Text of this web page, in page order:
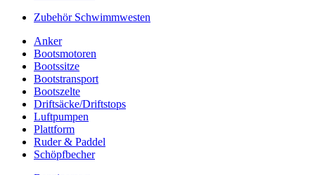
Zubehör Schwimmwesten
Anker
Bootsmotoren
Bootssitze
Bootstransport
Bootszelte
Driftsäcke/Driftstops
Luftpumpen
Plattform
Ruder & Paddel
Schöpfbecher